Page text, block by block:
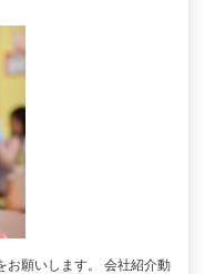
お願いします。 会社紹介動